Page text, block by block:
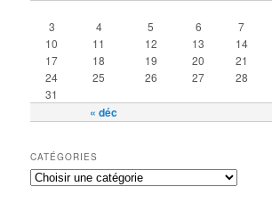
« déc
3
4 5 6 7
10
11 12 13 14
17
18 19 20 21
24
25 26 27 28
31
CATÉGORIES